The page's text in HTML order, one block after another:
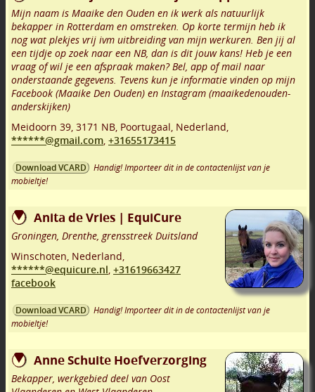
Mijn naam is Maaike den Ouden en ik werk als natuurlijk
bekapper in Rotterdam en omstreken. Op korte termijn heb ik
nog wat plekjes vrij ivm uitbreiding van mijn werkuren. Ben jij al
een tijdje op zoek naar een NB, dan is dit jouw kans! Heb je een
vraag of wil je een afspraak maken? Bel, app of mail naar
onderstaande gegevens. Tevens kun je informatie vinden op mijn
Facebook (Maaike Den Ouden) en Instagram (maaikedenouden-
anderskijken)
Meidoorn 39, 3171 NB, Poortugaal, Nederland,
******@gmail.com, +31655173415
Download VCARD
Handig! Importeer dit in de contactenlijst van je
mobieltje!
Anita de Vries | EquiCure
Groningen, Drenthe, grensstreek Duitsland
Winschoten, Nederland,
******@equicure.nl, +31619663427
facebook
Download VCARD
Handig! Importeer dit in de contactenlijst van je
mobieltje!
Anne Schuite Hoefverzorging
Bekapper, werkgebied deel van Oost